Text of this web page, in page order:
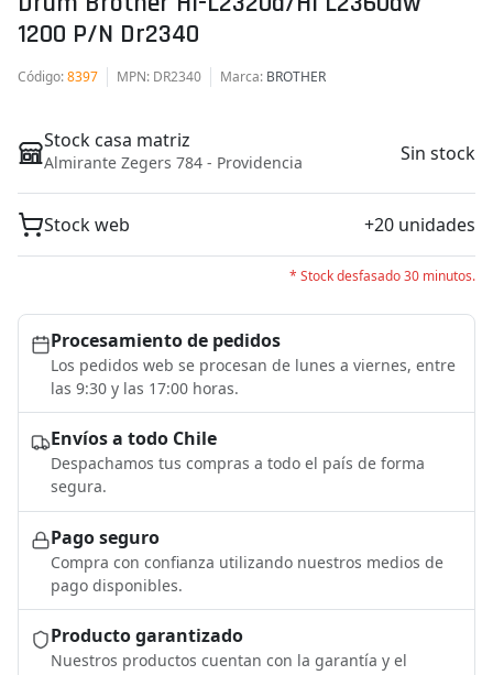
1200 P/n Dr2340
Código:8397 MPN: DR2340 Marca: BROTHER
Stock casa matriz
Almirante Zegers 784 - Providencia Sin stock
Stock web +20 unidades
* Stock desfasado 30 minutos.
Procesamiento de pedidos
Los pedidos web se procesan de lunes a viernes, entre
las 9:30 y las 17:00 horas.
Envíos a todo Chile
Despachamos tus compras a todo el país de forma
segura.
Pago seguro
Compra con confianza utilizando nuestros medios de
pago disponibles.
Producto garantizado
Nuestros productos cuentan con la garantía y el